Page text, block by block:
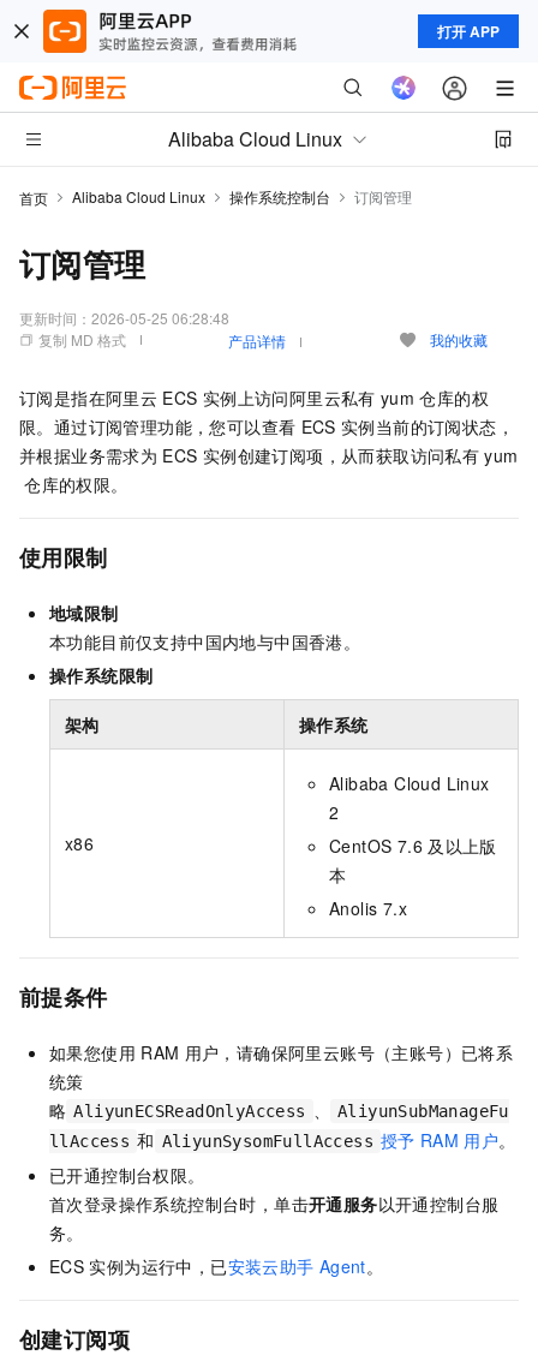
打开 APP
Alibaba Cloud Linux
首页 Alibaba Cloud Linux 操作系统控制台 订阅管理
订阅管理
更新时间： 2026-05-25 06:28:48
复制 MD 格式
产品详情 我的收藏
订阅是指在阿里云 ECS 实例上访问阿里云私有 yum 仓库的权
限。通过订阅管理功能，您可以查看 ECS 实例当前的订阅状态，
并根据业务需求为 ECS 实例创建订阅项，从而获取访问私有 yum
仓库的权限。
使用限制
地域限制
本功能目前仅支持中国内地与中国香港。
操作系统限制
架构 操作系统
x86
Alibaba Cloud Linux
2
CentOS 7.6 及以上版
本
Anolis 7.x
前提条件
如果您使用 RAM 用户，请确保阿里云账号（主账号）已将系
统策
略 AliyunECSReadOnlyAccess 、
AliyunSubManageFu
llAccess 和 AliyunSysomFullAccess 授予 RAM 用户。
已开通控制台权限。
首次登录操作系统控制台时，单击开通服务以开通控制台服
务。
ECS 实例为运行中，已安装云助手 Agent。
创建订阅项